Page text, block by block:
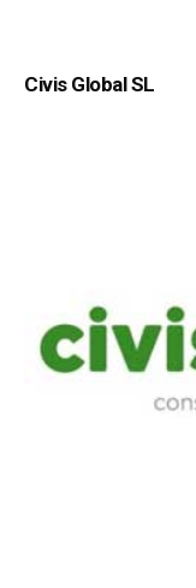
Civis Global SL